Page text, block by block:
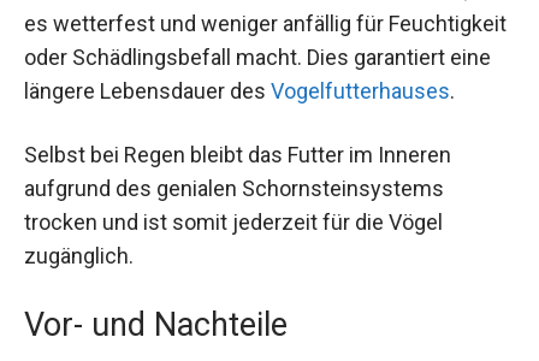
es wetterfest und weniger anfällig für Feuchtigkeit
oder Schädlingsbefall macht. Dies garantiert eine
längere Lebensdauer des Vogelfutterhauses.
Selbst bei Regen bleibt das Futter im Inneren
aufgrund des genialen Schornsteinsystems
trocken und ist somit jederzeit für die Vögel
zugänglich.
Vor- und Nachteile